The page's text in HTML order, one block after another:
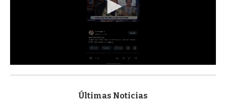
s
Últimas Noticias